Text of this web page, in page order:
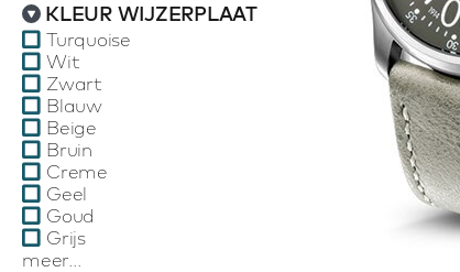
KLEUR WIJZERPLAAT
Turquoise
Wit
Zwart
Blauw
Beige
Bruin
Creme
Geel
Goud
Grijs
meer...